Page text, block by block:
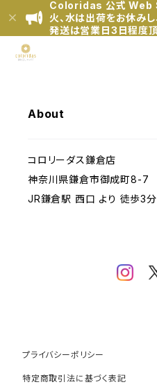
Coloridas 公式 Web
火、水は出荷をお休みし
発送は営業日3日程度
About
コロリーダス鎌倉店
神奈川県鎌倉市御成町8-7
JR鎌倉駅 西口 より 徒歩3分
プライバシーポリシー
特定商取引法に基づく表記